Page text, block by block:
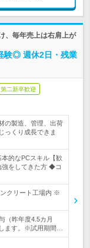
、毎年売上は右肩上が
験◎ 週休2日・残業
第二新卒歓迎
の製造、管理、出荷
っくり成長できま
的なPCスキル【歓
をしてきた方 ◆コ
クリート工場内 ※
（昨年度4.5カ月
ます。※試用期間…